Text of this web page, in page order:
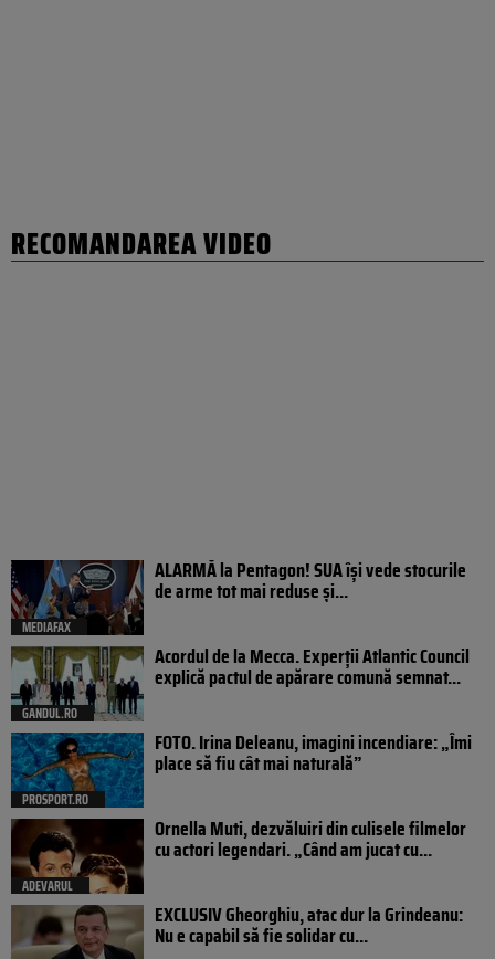
RECOMANDAREA VIDEO
MEDIAFAX
ALARMĂ la Pentagon! SUA își vede stocurile
de arme tot mai reduse și...
GANDUL.RO
Acordul de la Mecca. Experții Atlantic Council
explică pactul de apărare comună semnat...
PROSPORT.RO
FOTO. Irina Deleanu, imagini incendiare: „Îmi
place să fiu cât mai naturală”
ADEVARUL
Ornella Muti, dezvăluiri din culisele filmelor
cu actori legendari. „Când am jucat cu...
EXCLUSIV Gheorghiu, atac dur la Grindeanu:
Nu e capabil să fie solidar cu...